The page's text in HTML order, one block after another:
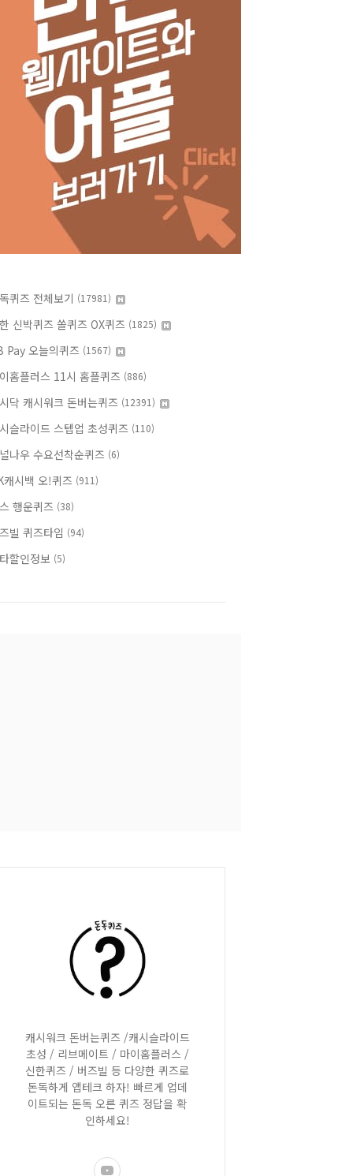
퀴즈 전체보기 (17981)
신박퀴즈 쏠퀴즈 OX퀴즈 (1825)
Pay 오늘의퀴즈 (1567)
홈플러스 11시 홈플퀴즈 (886)
닥 캐시워크 돈버는퀴즈 (12391)
슬라이드 스텝업 초성퀴즈 (110)
나우 수요선착순퀴즈 (6)
캐시백 오!퀴즈 (911)
행운퀴즈 (38)
빌 퀴즈타임 (94)
할인정보 (5)
캐시워크 돈버는퀴즈 /캐시슬라이드
초성 / 리브메이트 / 마이홈플러스 /
신한퀴즈 / 버즈빌 등 다양한 퀴즈로
돈독하게 앱테크 하자! 빠르게 업데
이트되는 돈독 오른 퀴즈 정답을 확
인하세요!